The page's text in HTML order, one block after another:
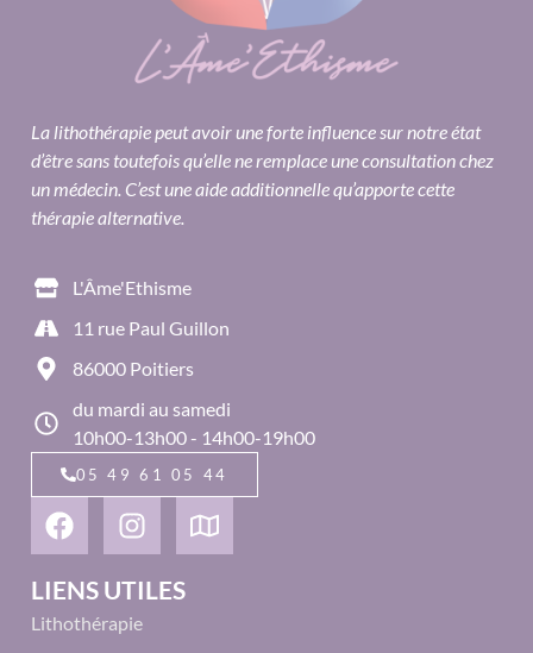
La lithothérapie peut avoir une forte influence sur notre état
d’être sans toutefois qu’elle ne remplace une consultation chez
un médecin. C’est une aide additionnelle qu’apporte cette
thérapie alternative.
L'Âme'Ethisme
11 rue Paul Guillon
86000 Poitiers
du mardi au samedi
10h00-13h00 - 14h00-19h00
05 49 61 05 44
LIENS UTILES
Lithothérapie